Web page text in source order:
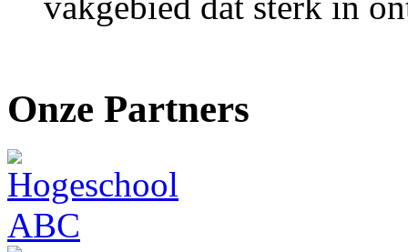
Onze Partners